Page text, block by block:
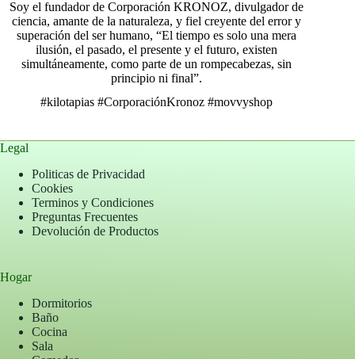
Soy el fundador de Corporación KRONOZ, divulgador de
ciencia, amante de la naturaleza, y fiel creyente del error y
superación del ser humano, “El tiempo es solo una mera
ilusión, el pasado, el presente y el futuro, existen
simultáneamente, como parte de un rompecabezas, sin
principio ni final”.
#kilotapias #CorporaciónKronoz #movvyshop
Legal
Politicas de Privacidad
Cookies
Terminos y Condiciones
Preguntas Frecuentes
Devolución de Productos
Hogar
Dormitorios
Baño
Cocina
Sala